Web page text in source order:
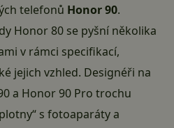
telefonů Honor 90.
Honor 80 se pyšní několika
v rámci specifikací,
jejich vzhled. Designéři na
a Honor 90 Pro trochu
s fotoaparáty a